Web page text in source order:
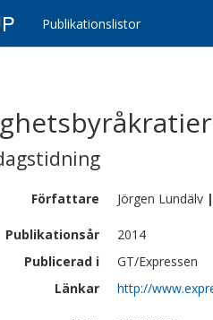
Publikationslistor
Författare Jörgen Lundälv |
Publikationsår
2014
Publicerad i
GT/Expressen
Länkar
http://